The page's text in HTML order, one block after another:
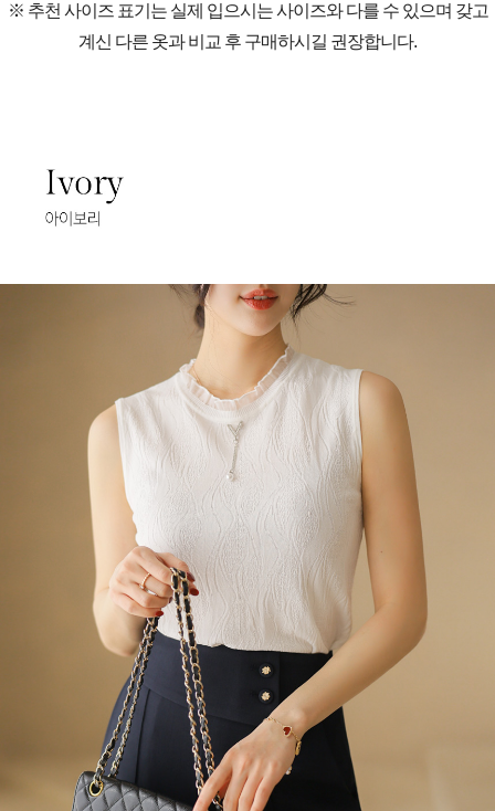
※ 추천 사이즈 표기는 실제 입으시는 사이즈와 다를 수 있으며 갖고
계신 다른 옷과 비교 후 구매하시길 권장합니다.